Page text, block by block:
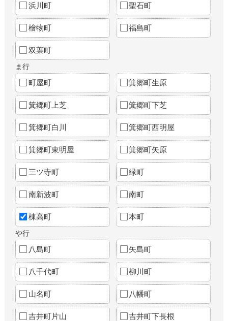
浜川町 聖石町
檜物町 福島町
双葉町
ま行
町屋町 箕郷町生原
箕郷町上芝 箕郷町下芝
箕郷町白川 箕郷町西明屋
箕郷町東明屋 箕郷町矢原
三ツ寺町 緑町
南新波町 南町
棟高町 本町
や行
八島町 矢島町
八千代町 柳川町
山名町 八幡町
吉井町片山 吉井町下長根